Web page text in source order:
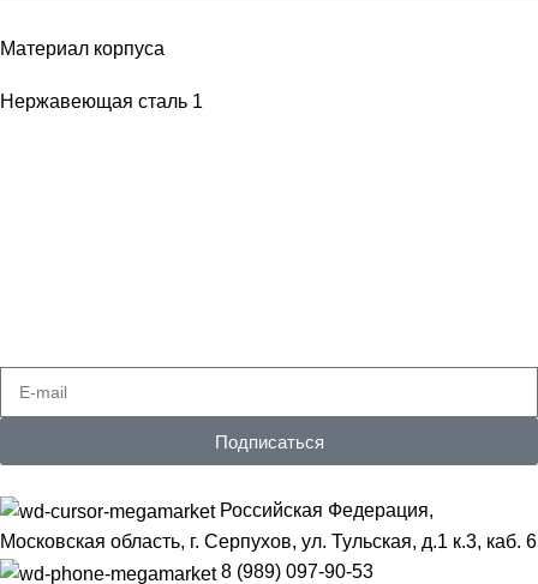
Материал корпуса
Нержавеющая сталь 1
Подписаться
Российская Федерация,
Московская область, г. Серпухов, ул. Тульская, д.1 к.3, каб. 6
8 (989) 097-90-53